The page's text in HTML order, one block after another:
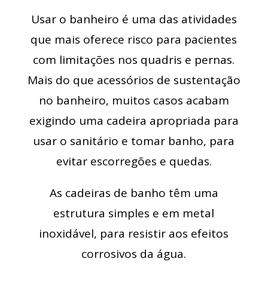
Usar o banheiro é uma das atividades
que mais oferece risco para pacientes
com limitações nos quadris e pernas.
Mais do que acessórios de sustentação
no banheiro, muitos casos acabam
exigindo uma cadeira apropriada para
usar o sanitário e tomar banho, para
evitar escorregões e quedas.
As cadeiras de banho têm uma
estrutura simples e em metal
inoxidável, para resistir aos efeitos
corrosivos da água.